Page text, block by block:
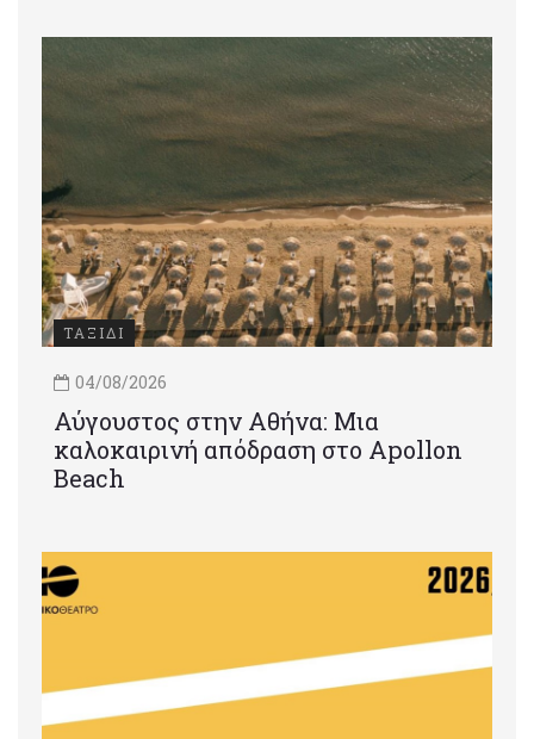
ΤΑΞΙΔΙ
04/08/2026
Αύγουστος στην Αθήνα: Μια
καλοκαιρινή απόδραση στο Apollon
Beach